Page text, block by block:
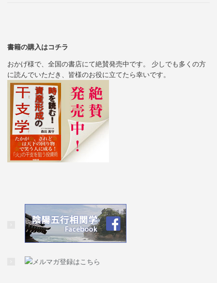
書籍の購入はコチラ
おかげ様で、全国の書店にて絶賛発売中です。 少しでも多くの方
に読んでいただき、皆様のお役に立てたら幸いです。